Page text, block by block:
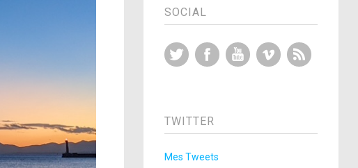
SOCIAL
Twitter FacebookYouTubeVimeo
TWITTER
Mes Tweets